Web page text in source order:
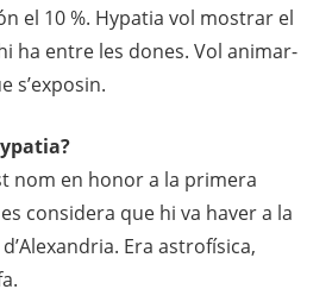
el 10 %. Hypatia vol mostrar el
ha entre les dones. Vol animar-
s’exposin.
nom en honor a la primera
considera que hi va haver a la
Era astrofísica,